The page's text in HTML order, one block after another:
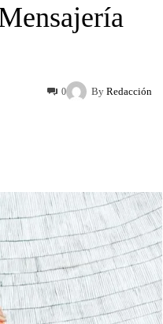
By Redacción
0